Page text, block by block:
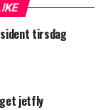
tirsdag
jetfly